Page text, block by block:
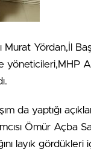
Yördan,İl
yöneticileri,MHP
da yaptığı
Ömür Açba
layık gördükleri